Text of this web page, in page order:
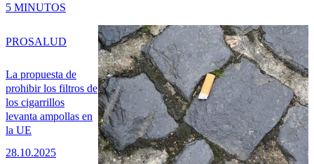
5 MINUTOS
La propuesta de
prohibir los filtros de
los cigarrillos
levanta ampollas en
la UE
28.10.2025
PROSALUD